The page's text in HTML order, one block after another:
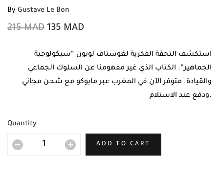
By Gustave Le Bon
215MAD 135 MAD
استكشف التحفة الفكرية لغوستاف لوبون “سيكولوجية
الجماهير”. الكتاب الذي غير مفهومنا عن السلوك الجماعي
والقيادة. متوفر الآن في المغرب عبر مابوكو مع شحن مجاني
ودفع عند الاستلام.
Quantity
ADD TO CART